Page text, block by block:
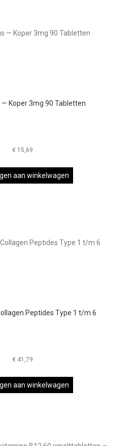
— Koper 3mg 90 Tabletten
€15,69
aan winkelwagen
Peptides Type 1 t/m 6
€41,79
aan winkelwagen